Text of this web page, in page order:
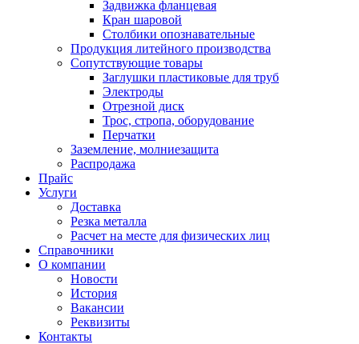
Задвижка фланцевая
Кран шаровой
Столбики опознавательные
Продукция литейного производства
Сопутствующие товары
Заглушки пластиковые для труб
Электроды
Отрезной диск
Трос, стропа, оборудование
Перчатки
Заземление, молниезащита
Распродажа
Прайс
Услуги
Доставка
Резка металла
Расчет на месте для физических лиц
Справочники
О компании
Новости
История
Вакансии
Реквизиты
Контакты